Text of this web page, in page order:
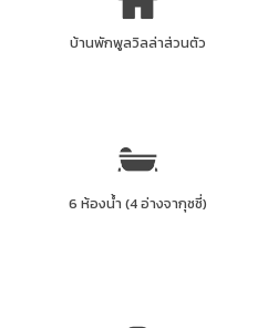
บ้านพักพูลวิลล่าส่วนตัว
6 ห้องน้ำ (4 อ่างจากุซซี่)